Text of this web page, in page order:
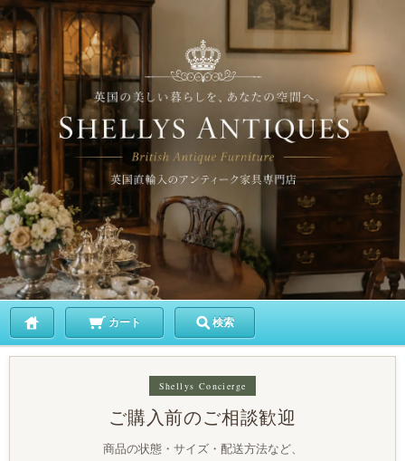
カート 検索
Shellys Concierge
ご購入前のご相談歓迎
商品の状態・サイズ・配送方法など、